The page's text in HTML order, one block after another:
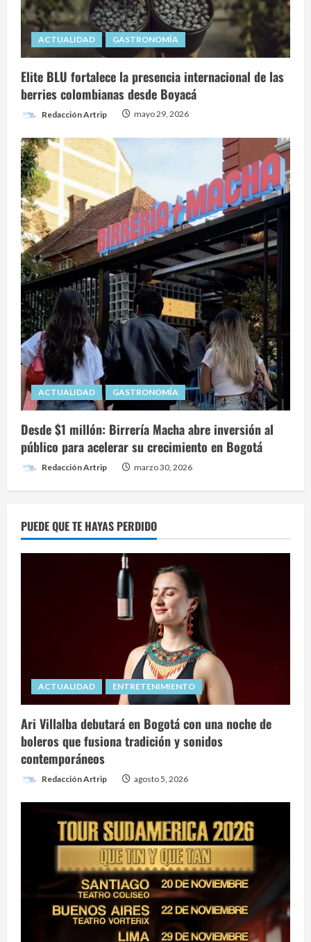
ACTUALIDAD GASTRONOMÍA
Elite BLU fortalece la presencia internacional de las
berries colombianas desde Boyacá
Redacción Artrip mayo 29, 2026
ACTUALIDAD GASTRONOMÍA
Desde $1 millón: Birrería Macha abre inversión al
público para acelerar su crecimiento en Bogotá
Redacción Artrip marzo 30, 2026
PUEDE QUE TE HAYAS PERDIDO
ACTUALIDAD ENTRETENIMIENTO
Ari Villalba debutará en Bogotá con una noche de
boleros que fusiona tradición y sonidos
contemporáneos
Redacción Artrip agosto 5, 2026